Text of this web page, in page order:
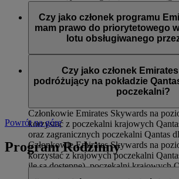
klasy biznes oraz krajowych
Pierwszeństwa wejścia na pokład
Priorytetowego dostarczenia
lotów obsługiwanych przez Qantas
Odprawy dla klasy ekonomicznej
12 kg dodatkowego limitu bagażu
których obowiązuje zasada wagi)
Czy jako członek programu
mam prawo do priorytetowego
lotu obsługiwanego
członkowie Emirates Skywards na
Gold.
Czy jako członek
podróżujący na pokładzie
poczekalni?
Członkowie Emirates Skywards na
korzystać z poczekalni krajowych
oraz zagranicznych poczekalni Qantas
Członkowie Emirates Skywards na
korzystać z krajowych poczekalni
ile są dostępne), poczekalni krajowych
Australii oraz zagranicznych poczekalni
Powrót na górę
Program Rodzinny